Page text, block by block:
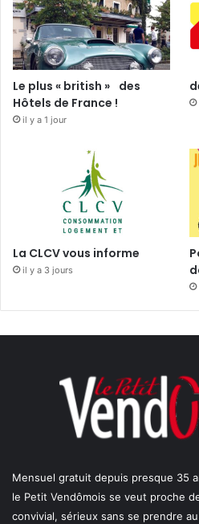
Le plus « british » des
Hôtels de France !
il y a 1 jour
La CLCV vous informe
il y a 3 jours
Mensuel gratuit depuis presque 35
le Petit Vendômois se veut proche
convivial, sérieux sans se prendre